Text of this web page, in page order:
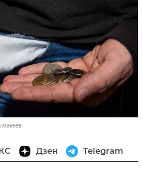
Макеев
Дзен Telegram